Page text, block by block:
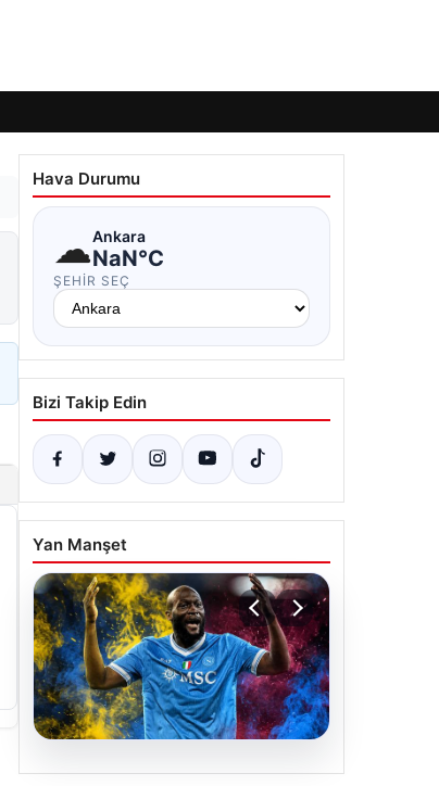
Hava Durumu
☁Ankara
NaN°C
ŞEHIR SEÇ
Bizi Takip Edin
Yan Manşet
07.08.2026